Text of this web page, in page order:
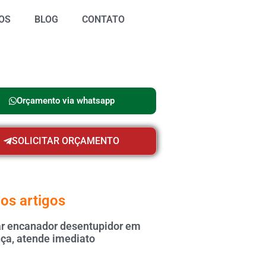
BLOG CONTATO
Orçamento via whatsapp
SOLICITAR ORÇAMENTO
artigos
encanador desentupidor em
atende imediato